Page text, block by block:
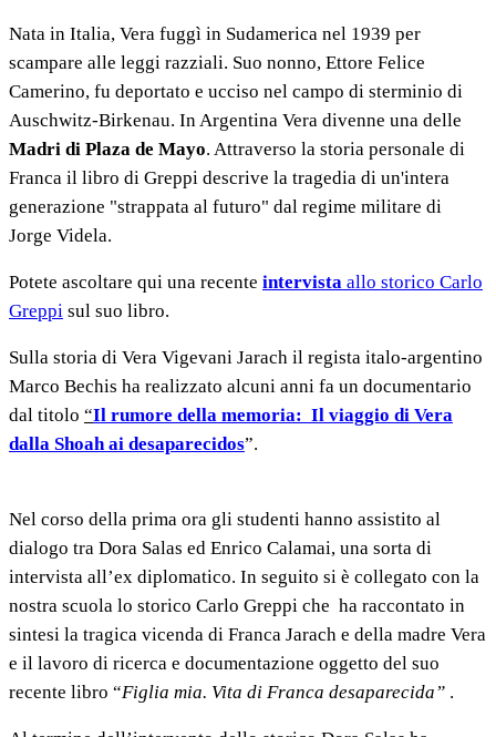
Nata in Italia, Vera fuggì in Sudamerica nel 1939 per
scampare alle leggi razziali. Suo nonno, Ettore Felice
Camerino, fu deportato e ucciso nel campo di sterminio di
Auschwitz-Birkenau. In Argentina Vera divenne una delle
Madri di Plaza de Mayo. Attraverso la storia personale di
Franca il libro di Greppi descrive la tragedia di un'intera
generazione "strappata al futuro" dal regime militare di
Jorge Videla.
Potete ascoltare qui una recente intervista allo storico Carlo
Greppi sul suo libro.
Sulla storia di Vera Vigevani Jarach il regista italo-argentino
Marco Bechis ha realizzato alcuni anni fa un documentario
dal titolo “Il rumore della memoria: Il viaggio di Vera
dalla Shoah ai desaparecidos”.
Nel corso della prima ora gli studenti hanno assistito al
dialogo tra Dora Salas ed Enrico Calamai, una sorta di
intervista all’ex diplomatico. In seguito si è collegato con la
nostra scuola lo storico Carlo Greppi che ha raccontato in
sintesi la tragica vicenda di Franca Jarach e della madre Vera
e il lavoro di ricerca e documentazione oggetto del suo
recente libro “Figlia mia. Vita di Franca desaparecida” .